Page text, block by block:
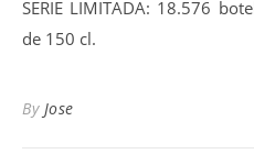
SERIE LIMITADA: 18.576
de 150 cl.
By Jose